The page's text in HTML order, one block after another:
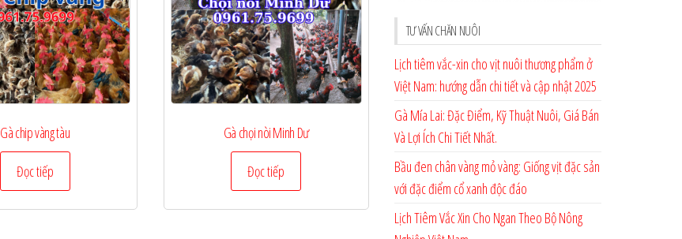
Gà chip vàng tàu
Đọc tiếp
Gà chọi nòi Minh Dư
Đọc tiếp
TƯ VẤN CHĂN NUÔI
Lịch tiêm vắc-xin cho vịt nuôi thương phẩm ở
Việt Nam: hướng dẫn chi tiết và cập nhật 2025
Gà Mía Lai: Đặc Điểm, Kỹ Thuật Nuôi, Giá Bán
Và Lợi Ích Chi Tiết Nhất.
Bầu đen chân vàng mỏ vàng: Giống vịt đặc sản
với đặc điểm cổ xanh độc đáo
Lịch Tiêm Vắc Xin Cho Ngan Theo Bộ Nông